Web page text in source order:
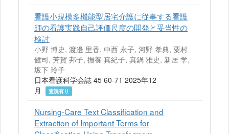
看護小規模多機能型居宅介護に従事する看護
師の看護実践自己評価尺度の開発と妥当性の
検討
小野 博史, 渡邊 里香, 中西 永子, 河野 孝典, 粟村
健司, 芳賀 邦子, 撫養 真紀子, 真鍋 雅史, 新居 学,
坂下 玲子
日本看護科学会誌 45 60-71 2025年12
月
査読有り
Nursing-Care Text Classification and
Extraction of Important Terms for